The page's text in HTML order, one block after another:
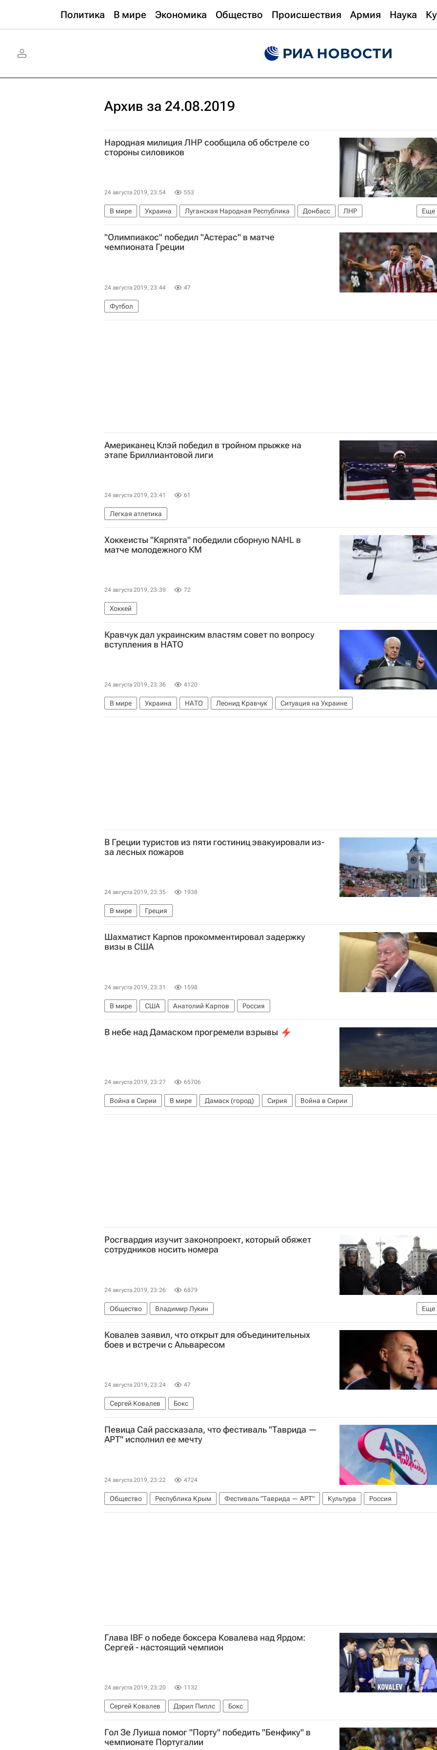
Политика В мире Экономика Общество Происшествия Армия Наука
Архив за 24.08.2019
Народная милиция ЛНР сообщила об обстреле со
стороны силовиков
24 августа 2019, 23:54 553
Еще
В мире Украина Луганская Народная Республика Донбасс
ЛНР
Ситуация в ДНР и ЛНР
"Олимпиакос" победил "Астерас" в матче
чемпионата Греции
24 августа 2019, 23:44 47
Футбол
Американец Клэй победил в тройном прыжке на
этапе Бриллиантовой лиги
24 августа 2019, 23:41 61
Легкая атлетика
Хоккеисты "Кярпята" победили сборную NAHL в
матче молодежного КМ
24 августа 2019, 23:39 72
Хоккей
Кравчук дал украинским властям совет по вопросу
вступления в НАТО
24 августа 2019, 23:36 4120
В мире Украина НАТО Леонид Кравчук Ситуация на Украине
В Греции туристов из пяти гостиниц эвакуировали из-
за лесных пожаров
24 августа 2019, 23:35 1938
В мире Греция
Шахматист Карпов прокомментировал задержку
визы в США
24 августа 2019, 23:31 1598
В мире США Анатолий Карпов Россия
В небе над Дамаском прогремели взрывы
24 августа 2019, 23:27 65706
Война в Сирии В мире Дамаск (город) Сирия Война в Сирии
Росгвардия изучит законопроект, который обяжет
сотрудников носить номера
24 августа 2019, 23:26 6879
Еще
Общество
Владимир Лукин
Федеральная служба войск национальной гвардии РФ (Росгвардия)
Валерий Грибакин
Ковалев заявил, что открыт для объединительных
боев и встречи с Альваресом
24 августа 2019, 23:24 47
Сергей Ковалев Бокс
Певица Сай рассказала, что фестиваль "Таврида —
АРТ" исполнил ее мечту
24 августа 2019, 23:22 4724
Общество Республика Крым Фестиваль "Таврида — АРТ" Культура Россия
Глава IBF о победе боксера Ковалева над Ярдом:
Сергей - настоящий чемпион
24 августа 2019, 23:20 1132
Сергей Ковалев Дэрил Пиплс Бокс
Гол Зе Луиша помог "Порту" победить "Бенфику" в
чемпионате Португалии